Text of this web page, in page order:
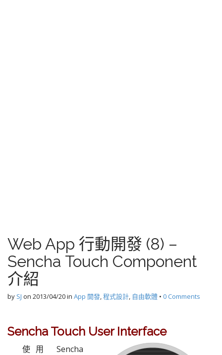
Web App 行動開發 (8) –
Sencha Touch Component
介紹
by SJ on 2013/04/20in App 開發,程式設計, 自由軟體 • 0 Comments
Sencha Touch User Interface
使用 Sencha